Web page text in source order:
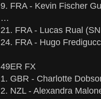
9. FRA - Kevin Fischer
…
21. FRA - Lucas Rual
24. FRA - Hugo
49ER FX
1. GBR - Charlotte
2. NZL - Alexandra